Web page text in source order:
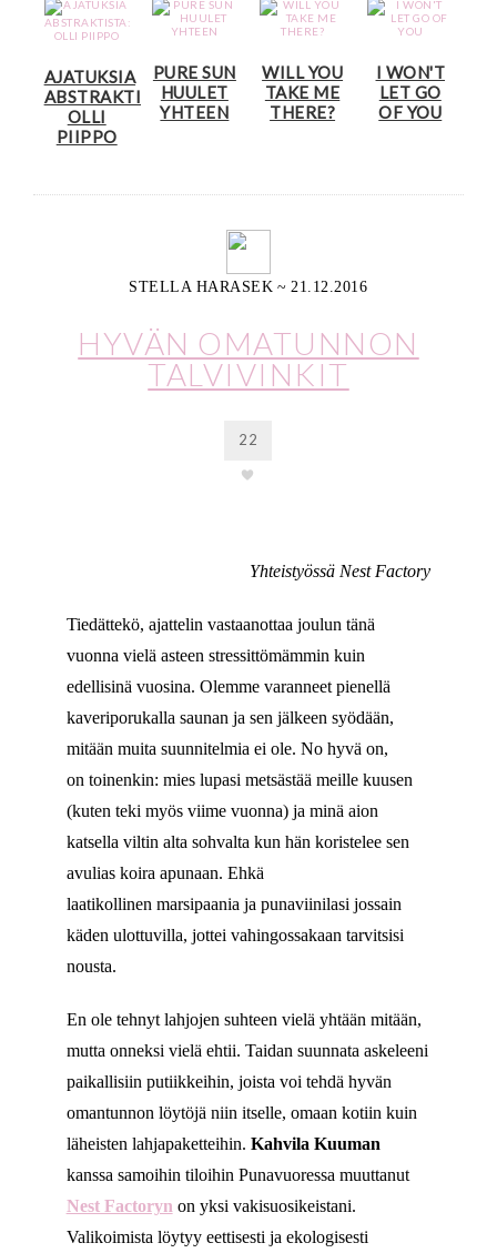
AJATUKSIA
ABSTRAKTISTA:
OLLI
PIIPPO
PURE SUN
HUULET
YHTEEN
WILL YOU
TAKE ME
THERE?
I WON'T
LET GO
OF YOU
STELLA HARASEK ~ 21.12.2016
HYVÄN OMATUNNON
TALVIVINKIT
22
Yhteistyössä Nest Factory
Tiedättekö, ajattelin vastaanottaa joulun tänä
vuonna vielä asteen stressittömämmin kuin
edellisinä vuosina. Olemme varanneet pienellä
kaveriporukalla saunan ja sen jälkeen syödään,
mitään muita suunnitelmia ei ole. No hyvä on,
on toinenkin: mies lupasi metsästää meille kuusen
(kuten teki myös viime vuonna) ja minä aion
katsella viltin alta sohvalta kun hän koristelee sen
avulias koira apunaan. Ehkä
laatikollinen marsipaania ja punaviinilasi jossain
käden ulottuvilla, jottei vahingossakaan tarvitsisi
nousta.
En ole tehnyt lahjojen suhteen vielä yhtään mitään,
mutta onneksi vielä ehtii. Taidan suunnata askeleeni
paikallisiin putiikkeihin, joista voi tehdä hyvän
omantunnon löytöjä niin itselle, omaan kotiin kuin
läheisten lahjapaketteihin. Kahvila Kuuman
kanssa samoihin tiloihin Punavuoressa muuttanut
Nest Factoryn on yksi vakisuosikeistani.
Valikoimista löytyy eettisesti ja ekologisesti